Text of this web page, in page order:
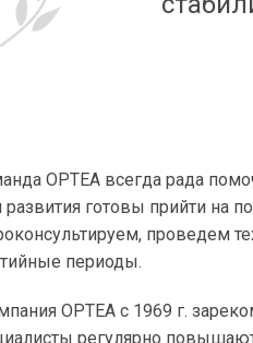
ОРТЕА всегда рада
развития готовы прийти
проведем
периоды.
ОРТЕА с 1969 г.
регулярно